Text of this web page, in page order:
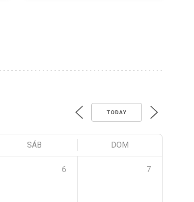
TODAY
SÁB DOM
6 7